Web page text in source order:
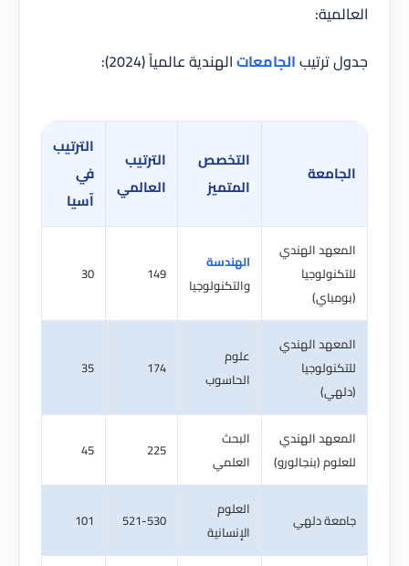
الجامعاتالهندية عالمياً (2024):
المتميز
الترتيب
العالمي
في
آسيا
الهندي
الهندسة
والتكنولوجيا
149
30
الهندي
علوم
الحاسوب
174
35
الهندي
(بنجالورو)
البحث
العلمي
225
45
الإنسانية
521-530
101